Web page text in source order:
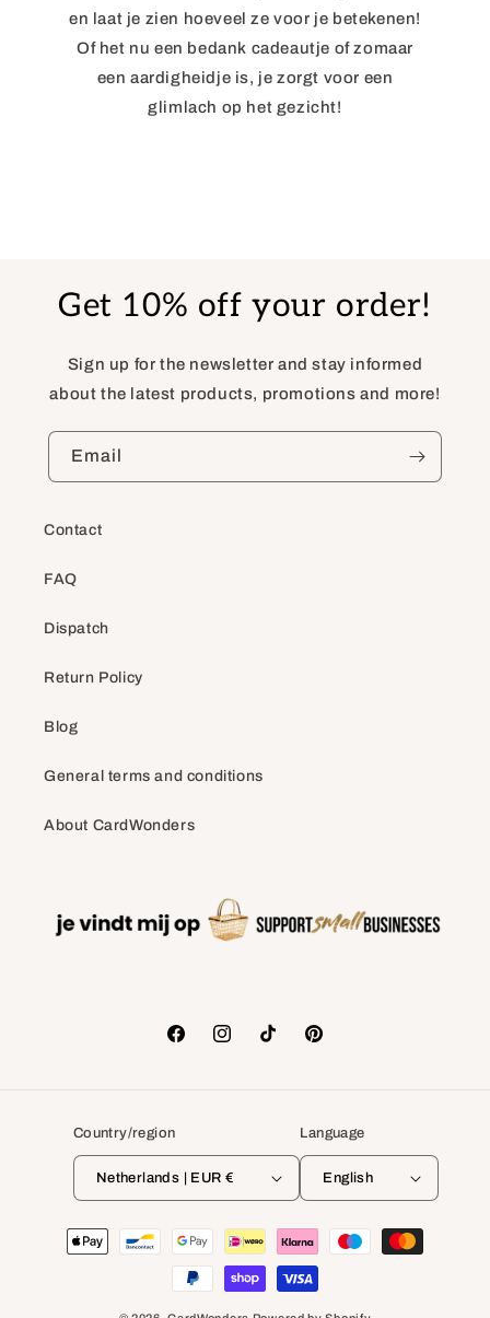
en laat je zien hoeveel ze voor je betekenen!
Of het nu een bedank cadeautje of zomaar
een aardigheidje is, je zorgt voor een
glimlach op het gezicht!
Get 10% off your order!
Sign up for the newsletter and stay informed
about the latest products, promotions and more!
Email
Contact
FAQ
Dispatch
Return Policy
Blog
General terms and conditions
About CardWonders
FacebookInstagramTikTok Pinterest
Country/region
Netherlands | EUR €
Language
English
Payment
methods